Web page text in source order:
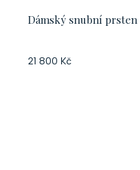
Dámský snubní
21 800 Kč